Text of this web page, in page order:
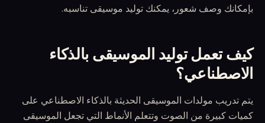
بإمكانك وصف شعور، يمكنك توليد موسيقى تناسبه.
كيف تعمل توليد الموسيقى بالذكاء
الاصطناعي؟
يتم تدريب مولدات الموسيقى الحديثة بالذكاء الاصطناعي على
كميات كبيرة من الصوت وتتعلم الأنماط التي تجعل الموسيقى